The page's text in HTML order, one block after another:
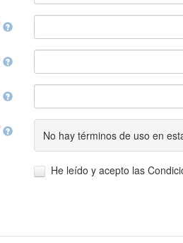
No hay términos de uso en
He leído y acepto las